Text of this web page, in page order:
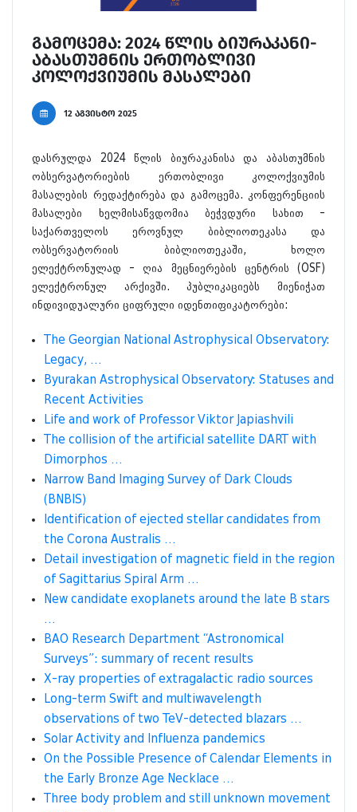
გამოცემა: 2024 წლის ბიურაკანი-
აბასთუმნის ერთობლივი
კოლოქვიუმის მასალები
12 აგვისტო 2025
დასრულდა 2024 წლის ბიურაკანისა და აბასთუმნის
ობსერვატორიების ერთობლივი კოლოქვიუმის
მასალების რედაქტირება და გამოცემა. კონფერენციის
მასალები ხელმისაწვდომია ბეჭვდური სახით -
საქართველოს ეროვნულ ბიბლიოთეკასა და
ობსერვატორიის ბიბლიოთეკაში, ხოლო
ელექტრონულად - ღია მეცნიერების ცენტრის (OSF)
ელექტრონულ არქივში. პუბლიკაციებს მიენიჭათ
ინდივიდუალური ციფრული იდენთიფიკატორები:
The Georgian National Astrophysical Observatory:
Legacy, …
Byurakan Astrophysical Observatory: Statuses and
Recent Activities
Life and work of Professor Viktor Japiashvili
The collision of the artificial satellite DART with
Dimorphos …
Narrow Band Imaging Survey of Dark Clouds
(BNBIS)
Identification of ejected stellar candidates from
the Corona Australis …
Detail investigation of magnetic field in the region
of Sagittarius Spiral Arm …
New candidate exoplanets around the late B stars
…
BAO Research Department “Astronomical
Surveys”: summary of recent results
X-ray properties of extragalactic radio sources
Long-term Swift and multiwavelength
observations of two TeV-detected blazars …
Solar Activity and Influenza pandemics
On the Possible Presence of Calendar Elements in
the Early Bronze Age Necklace …
Three body problem and still unknown movement